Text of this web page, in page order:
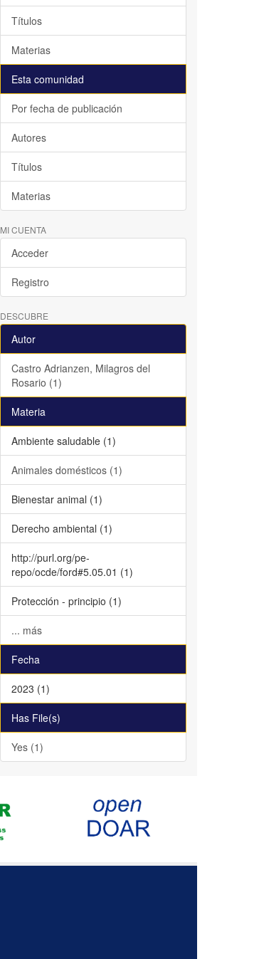
Títulos
Materias
Esta comunidad
Por fecha de publicación
Autores
Títulos
Materias
MI CUENTA
Acceder
Registro
DESCUBRE
Autor
Castro Adrianzen, Milagros del
Rosario (1)
Materia
Ambiente saludable (1)
Animales domésticos (1)
Bienestar animal (1)
Derecho ambiental (1)
http://purl.org/pe-
repo/ocde/ford#5.05.01 (1)
Protección - principio (1)
... más
Fecha
2023 (1)
Has File(s)
Yes (1)